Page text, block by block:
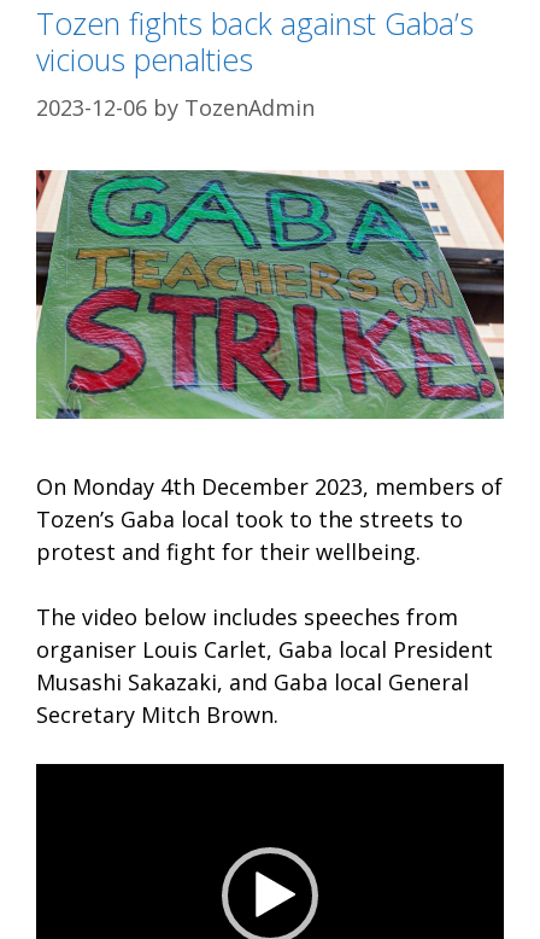
Tozen fights back against Gaba’s
vicious penalties
2023-12-06 by TozenAdmin
On Monday 4th December 2023, members of
Tozen’s Gaba local took to the streets to
protest and fight for their wellbeing.
The video below includes speeches from
organiser Louis Carlet, Gaba local President
Musashi Sakazaki, and Gaba local General
Secretary Mitch Brown.